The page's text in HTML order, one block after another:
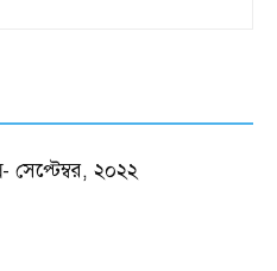
সেপ্টেম্বর, ২০২২